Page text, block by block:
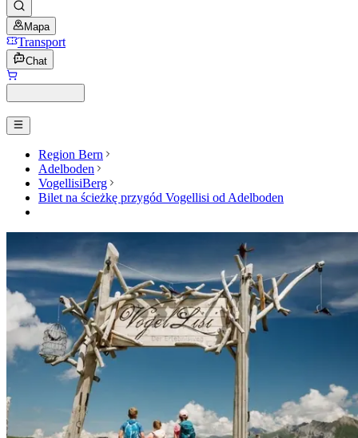
Mapa
Transport
Chat
Region Bern
Adelboden
VogellisiBerg
Bilet na ścieżkę przygód Vogellisi od Adelboden